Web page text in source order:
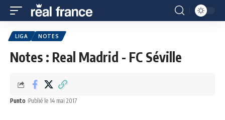
LIGA NOTES
Notes : Real Madrid - FC Séville
Punto Publié le 14 mai 2017